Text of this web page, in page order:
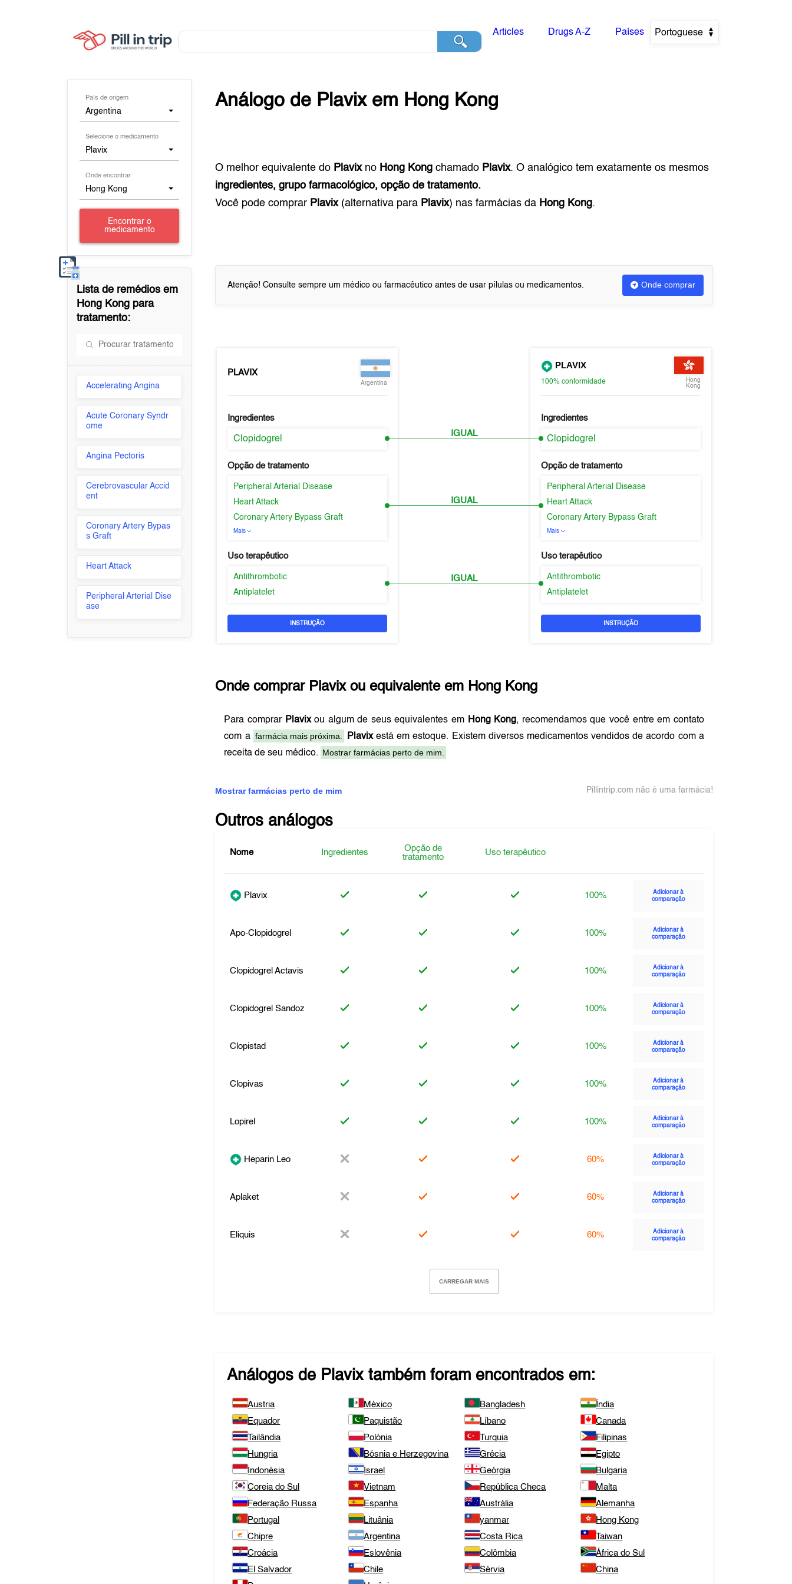
Articles Drugs A-Z Países Portoguese
País de origem
Argentina
Selecione o medicamento
Plavix
Onde encontrar
Hong Kong
Encontrar o
medicamento
Lista de remédios em
Hong Kong para
tratamento:
Accelerating Angina
Acute Coronary Syndr
ome
Angina Pectoris
Cerebrovascular Accid
ent
Coronary Artery Bypas
s Graft
Heart Attack
Peripheral Arterial Dise
ase
Análogo de Plavixem Hong Kong
O melhor equivalente do Plavixno Hong Kong chamado Plavix. O analógico tem exatamente os mesmos
ingredientes, grupo farmacológico, opção de tratamento.
Você pode comprar Plavix(alternativa para Plavix) nas farmácias da Hong Kong.
Atenção! Consulte sempre um médico ou farmacêutico antes de usar pílulas ou medicamentos. Onde comprar
PLAVIX
Argentina
Ingredientes
Clopidogrel
Opção de tratamento
Peripheral Arterial Disease
Heart Attack
Coronary Artery Bypass Graft
Mais
Uso terapêutico
Antithrombotic
Antiplatelet
INSTRUÇÃO
IGUAL
IGUAL
IGUAL
PLAVIX
100% conformidade
Hong
Kong
Ingredientes
Clopidogrel
Opção de tratamento
Peripheral Arterial Disease
Heart Attack
Coronary Artery Bypass Graft
Mais
Uso terapêutico
Antithrombotic
Antiplatelet
INSTRUÇÃO
Onde comprar Plavixou equivalente em Hong Kong
Para comprar Plavixou algum de seus equivalentes em Hong Kong, recomendamos que você entre em contato
com a farmácia mais próxima. Plavixestá em estoque. Existem diversos medicamentos vendidos de acordo com a
receita de seu médico. Mostrar farmácias perto de mim.
Mostrar farmácias perto de mim Pillintrip.com não é uma farmácia!
Outros análogos
Nome Ingredientes
Opção de
tratamento
Uso terapêutico
Plavix 100%
Adicionar à
comparação
Apo-Clopidogrel 100%
Adicionar à
comparação
Clopidogrel Actavis 100%
Adicionar à
comparação
Clopidogrel Sandoz 100%
Adicionar à
comparação
Clopistad 100%
Adicionar à
comparação
Clopivas 100%
Adicionar à
comparação
Lopirel 100%
Adicionar à
comparação
Heparin Leo 60%
Adicionar à
comparação
Aplaket 60%
Adicionar à
comparação
Eliquis 60%
Adicionar à
comparação
CARREGAR MAIS
Análogos de Plavixtambém foram encontrados em:
Austria México Bangladesh
Índia
Equador
Paquistão Líbano
Canada
Tailândia
Polónia Turquia
Filipinas
Hungria
Bósnia e Herzegovina Grécia
Egipto
Indonésia
Israel Geórgia
Bulgaria
Coreia do Sul
Vietnam República Checa
Malta
Federação Russa
Espanha Austrália
Alemanha
Portugal
Lituânia yanmar
Hong Kong
Chipre
Argentina Costa Rica
Taiwan
Croácia
Eslovênia Colômbia
África do Sul
El Salvador
Chile Sérvia
China